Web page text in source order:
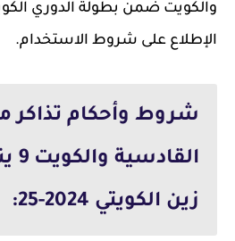
والكويت ضمن بطولة الدوري
الإطلاع على شروط الاستخدام.
شروط وأحكام تذاكر
زين الكويتي 2024-25: